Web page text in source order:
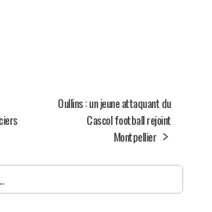
Oullins : un jeune attaquant du
Cascol football rejoint
Montpellier